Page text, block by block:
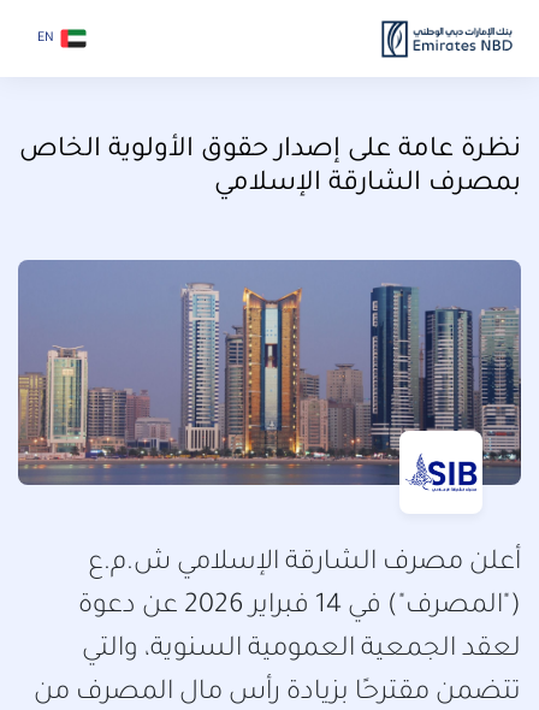
EN
نظرة عامة على إصدار حقوق الأولوية الخاص
بمصرف الشارقة الإسلامي
أعلن مصرف الشارقة الإسلامي ش.م.ع
("المصرف") في 14 فبراير 2026 عن دعوة
لعقد الجمعية العمومية السنوية، والتي
تتضمن مقترحًا بزيادة رأس مال المصرف من